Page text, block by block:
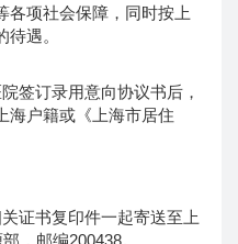
各项社会保障，同时按上
遇。
签订录用意向协议书后，
海户籍或《上海市居住
证书复印件一起寄送至上
，邮编200438。